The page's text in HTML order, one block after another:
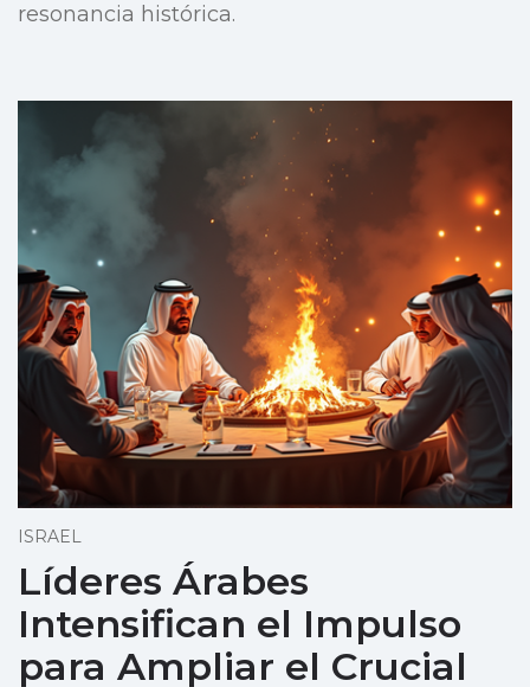
resonancia histórica.
ISRAEL
Líderes Árabes
Intensifican el Impulso
para Ampliar el Crucial